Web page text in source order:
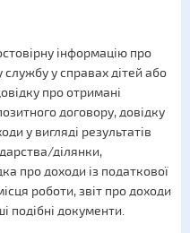
інформацію про
у справах дітей або
про отримані
договору, довідку
у вигляді результатів
ділянки,
про доходи із податкової
роботи, звіт про доходи
подібні документи.